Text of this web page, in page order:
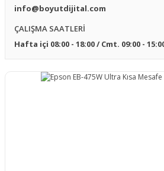
info@boyutdijital.com
ÇALIŞMA SAATLERİ
Hafta içi 08:00 - 18:00 / Cmt. 09:00 -